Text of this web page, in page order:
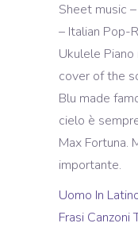
Sheet music
– Italian Pop-
Ukulele
cover of the
Blu made
cielo è
Max Fortuna.
importante.
Uomo In
Frasi